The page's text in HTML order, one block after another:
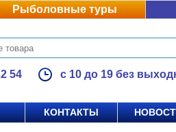
Рыболовные туры
54 с 10 до 19 без
КОНТАКТЫ